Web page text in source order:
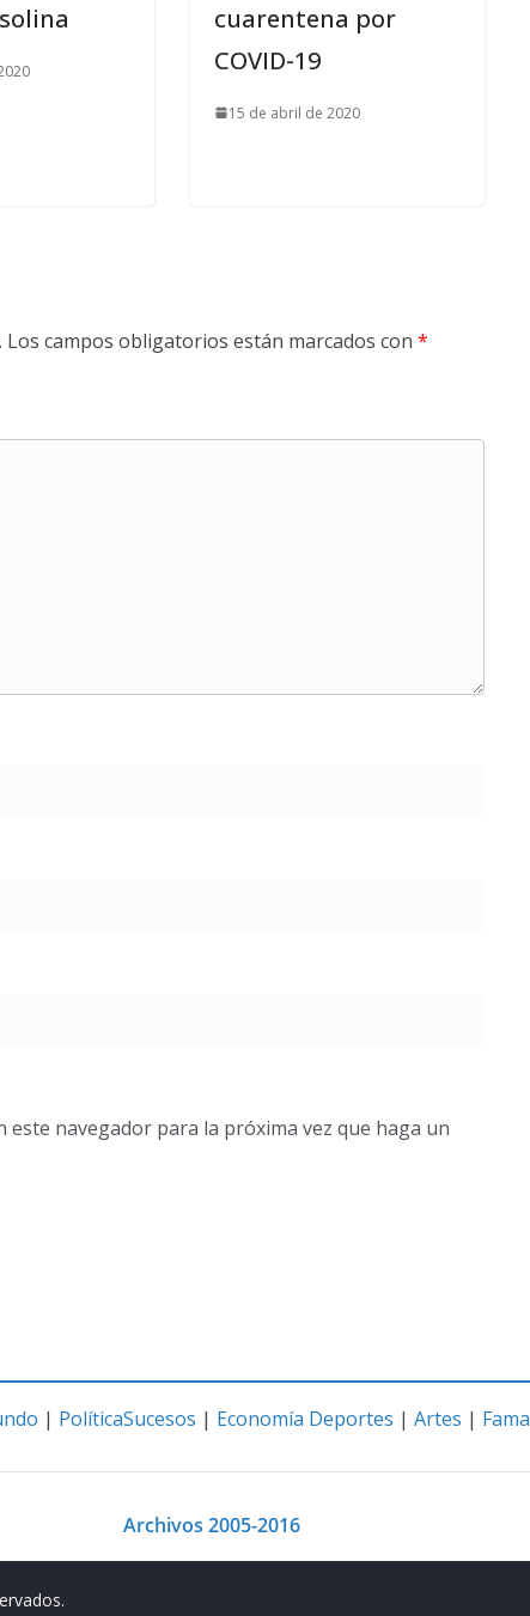
cuarentena por
COVID-19
15 de abril de 2020
Los campos obligatorios están marcados con *
navegador para la próxima vez que haga un
| PolíticaSucesos | Economía Deportes | Artes | Fama
Archivos 2005-2016